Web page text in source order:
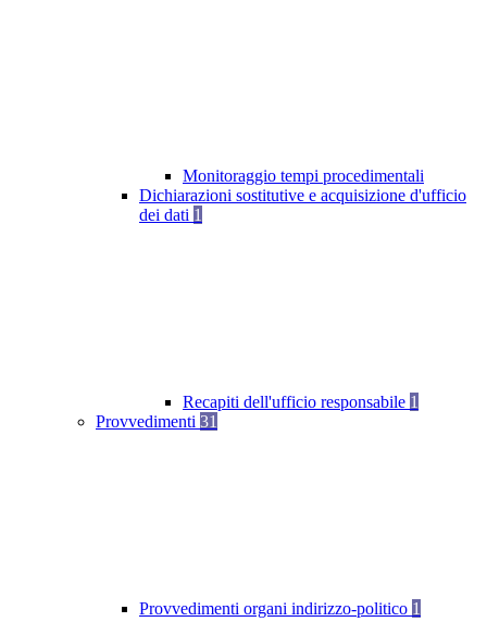
Monitoraggio tempi procedimentali
Dichiarazioni sostitutive e acquisizione d'ufficio
dei dati 1
Recapiti dell'ufficio responsabile 1
Provvedimenti 31
Provvedimenti organi indirizzo-politico 1